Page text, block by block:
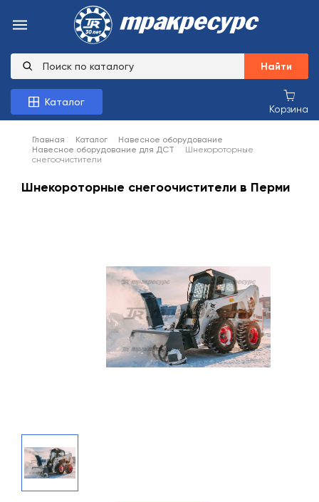
Найти
Каталог
Корзина
Главная Каталог
Навесное оборудование
Навесное оборудование для ДСТ
Шнекороторные
снегоочистители
Шнекороторные снегоочистители в Перми